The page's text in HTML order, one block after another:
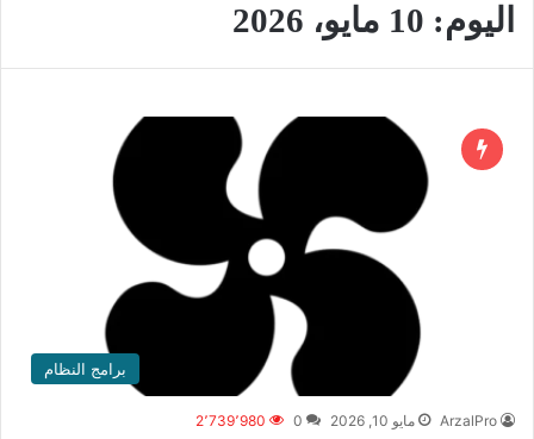
اليوم: 10 مايو، 2026
برامج النظام
ArzalPro مايو 10, 2026 0 2٬739٬980